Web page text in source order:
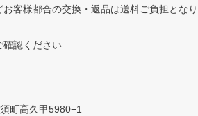
客様都合の交換・返品は送料ご負担となり
確認ください
町高久甲5980−1